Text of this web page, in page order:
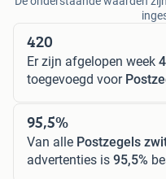
420
Er zijn afgelopen week
toegevoegd voor
95,5%
Van alle Postzegels
advertenties is 95,5%